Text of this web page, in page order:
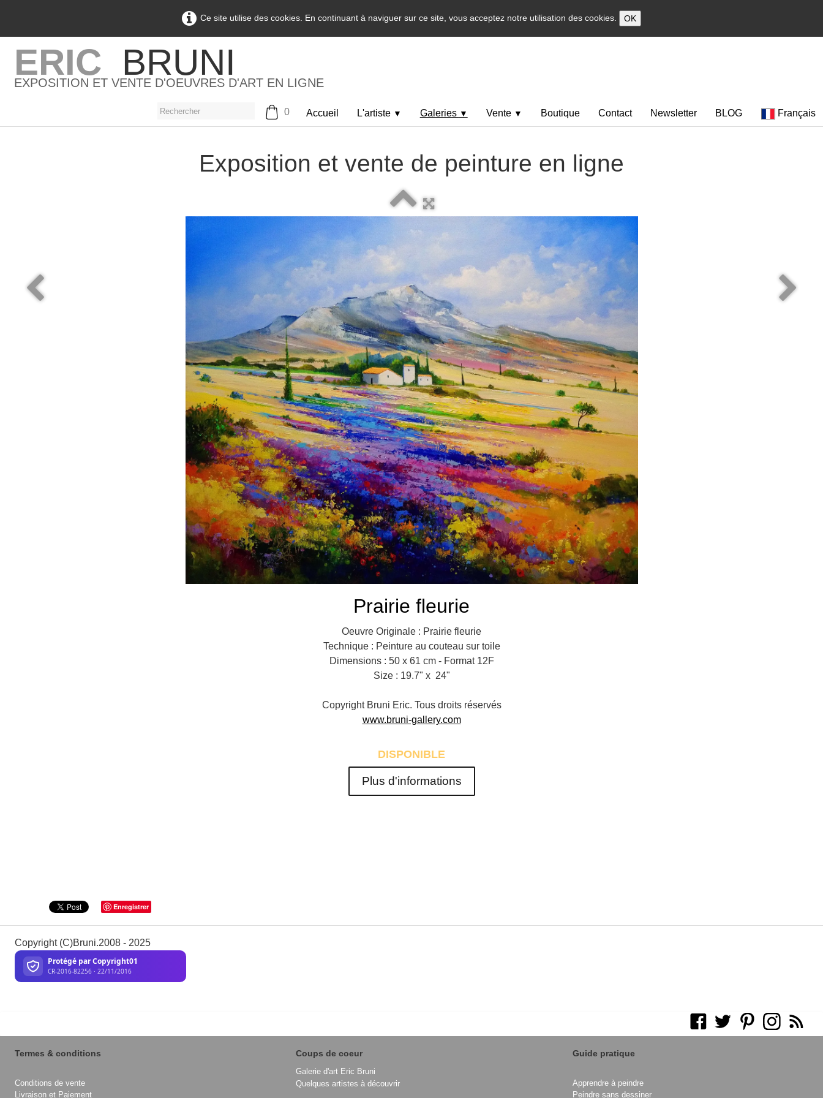
Ce site utilise des cookies. En continuant à naviguer sur ce site, vous acceptez notre utilisation des cookies. OK
ERIC BRUNI
EXPOSITION ET VENTE D'OEUVRES D'ART EN LIGNE
0 Accueil L'artiste ▼ Galeries ▼ Vente ▼ Boutique Contact Newsletter BLOG Français
Exposition et vente de peinture en ligne
Prairie fleurie
Oeuvre Originale : Prairie fleurie
Technique : Peinture au couteau sur toile
Dimensions : 50 x 61 cm - Format 12F
Size : 19.7" x 24"
Copyright Bruni Eric. Tous droits réservés
www.bruni-gallery.com
DISPONIBLE
Plus d'informations
Enregistrer
Copyright (C)Bruni.2008 - 2025
Termes & conditions
Conditions de vente
Livraison et Paiement
Coups de coeur
Galerie d'art Eric Bruni
Quelques artistes à découvrir
Guide pratique
Apprendre à peindre
Peindre sans dessiner